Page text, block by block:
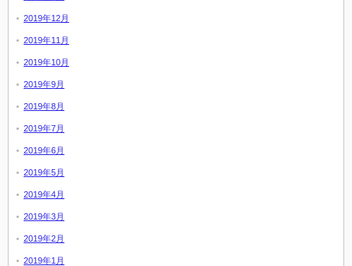
2019年12月
2019年11月
2019年10月
2019年9月
2019年8月
2019年7月
2019年6月
2019年5月
2019年4月
2019年3月
2019年2月
2019年1月